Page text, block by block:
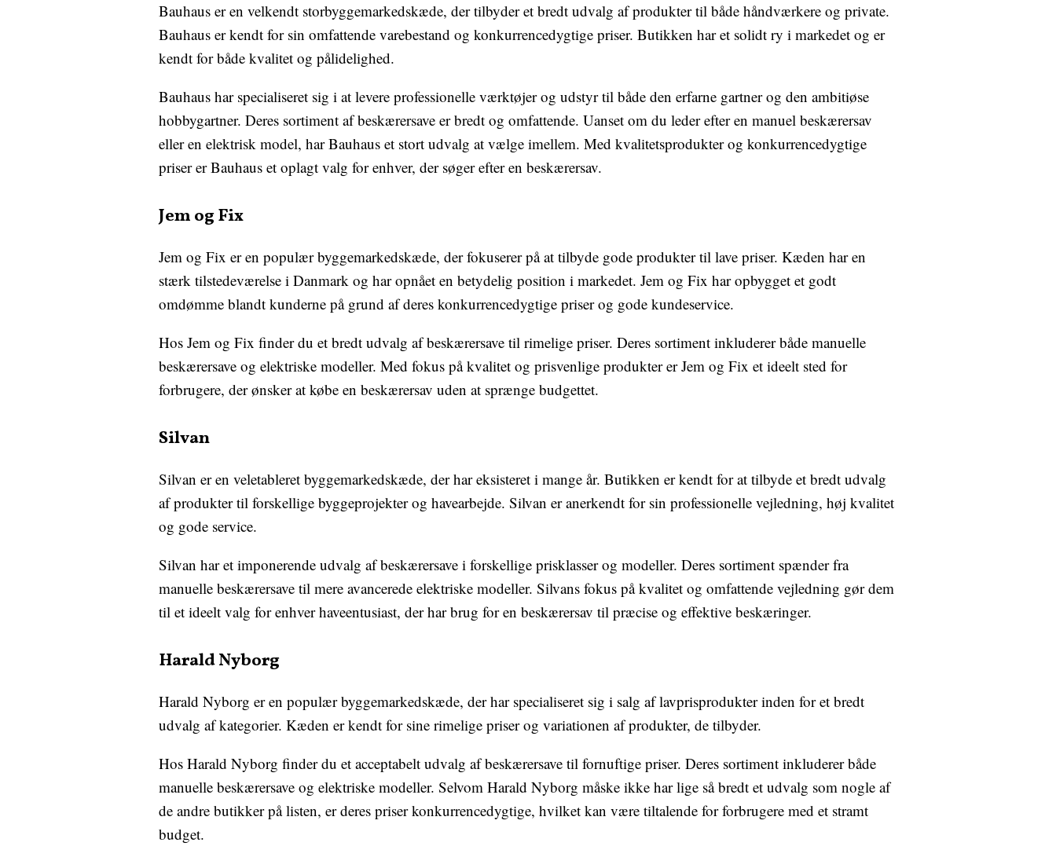
Bauhaus er en velkendt storbyggemarkedskæde, der tilbyder et bredt udvalg af produkter til både håndværkere og private.
Bauhaus er kendt for sin omfattende varebestand og konkurrencedygtige priser. Butikken har et solidt ry i markedet og er
kendt for både kvalitet og pålidelighed.
Bauhaus har specialiseret sig i at levere professionelle værktøjer og udstyr til både den erfarne gartner og den ambitiøse
hobbygartner. Deres sortiment af beskærersave er bredt og omfattende. Uanset om du leder efter en manuel beskærersav
eller en elektrisk model, har Bauhaus et stort udvalg at vælge imellem. Med kvalitetsprodukter og konkurrencedygtige
priser er Bauhaus et oplagt valg for enhver, der søger efter en beskærersav.
Jem og Fix
Jem og Fix er en populær byggemarkedskæde, der fokuserer på at tilbyde gode produkter til lave priser. Kæden har en
stærk tilstedeværelse i Danmark og har opnået en betydelig position i markedet. Jem og Fix har opbygget et godt
omdømme blandt kunderne på grund af deres konkurrencedygtige priser og gode kundeservice.
Hos Jem og Fix finder du et bredt udvalg af beskærersave til rimelige priser. Deres sortiment inkluderer både manuelle
beskærersave og elektriske modeller. Med fokus på kvalitet og prisvenlige produkter er Jem og Fix et ideelt sted for
forbrugere, der ønsker at købe en beskærersav uden at sprænge budgettet.
Silvan
Silvan er en veletableret byggemarkedskæde, der har eksisteret i mange år. Butikken er kendt for at tilbyde et bredt udvalg
af produkter til forskellige byggeprojekter og havearbejde. Silvan er anerkendt for sin professionelle vejledning, høj kvalitet
og gode service.
Silvan har et imponerende udvalg af beskærersave i forskellige prisklasser og modeller. Deres sortiment spænder fra
manuelle beskærersave til mere avancerede elektriske modeller. Silvans fokus på kvalitet og omfattende vejledning gør dem
til et ideelt valg for enhver haveentusiast, der har brug for en beskærersav til præcise og effektive beskæringer.
Harald Nyborg
Harald Nyborg er en populær byggemarkedskæde, der har specialiseret sig i salg af lavprisprodukter inden for et bredt
udvalg af kategorier. Kæden er kendt for sine rimelige priser og variationen af produkter, de tilbyder.
Hos Harald Nyborg finder du et acceptabelt udvalg af beskærersave til fornuftige priser. Deres sortiment inkluderer både
manuelle beskærersave og elektriske modeller. Selvom Harald Nyborg måske ikke har lige så bredt et udvalg som nogle af
de andre butikker på listen, er deres priser konkurrencedygtige, hvilket kan være tiltalende for forbrugere med et stramt
budget.